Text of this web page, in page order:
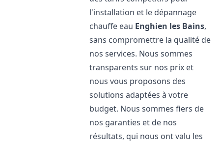
l'installation et le dépannage
chauffe eau Enghien les Bains,
sans compromettre la qualité de
nos services. Nous sommes
transparents sur nos prix et
nous vous proposons des
solutions adaptées à votre
budget. Nous sommes fiers de
nos garanties et de nos
résultats, qui nous ont valu les